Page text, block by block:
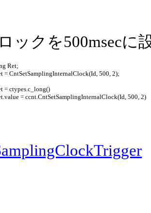
ックを500msec
Ret;
= CntSetSamplingInternalClock(Id, 500, 2);
= ctypes.c_long()
= ccnt.CntSetSamplingInternalClock(Id, 500, 2)